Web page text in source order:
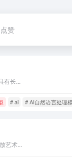
点赞
有长...
# ai # AI自然语言处理
艺术...